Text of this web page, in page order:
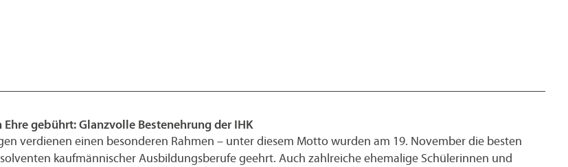
gebührt: Glanzvolle Bestenehrung der IHK
verdienen einen besonderen Rahmen – unter diesem Motto wurden am 19. November die besten
kaufmännischer Ausbildungsberufe geehrt. Auch zahlreiche ehemalige Schülerinnen und